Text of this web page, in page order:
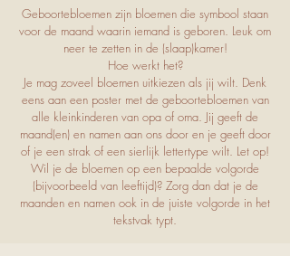
Geboortebloemen zijn bloemen die symbool staan
voor de maand waarin iemand is geboren. Leuk om
neer te zetten in de (slaap)kamer!
Hoe werkt het?
Je mag zoveel bloemen uitkiezen als jij wilt. Denk
eens aan een poster met de geboortebloemen van
alle kleinkinderen van opa of oma. Jij geeft de
maand(en) en namen aan ons door en je geeft door
of je een strak of een sierlijk lettertype wilt. Let op!
Wil je de bloemen op een bepaalde volgorde
(bijvoorbeeld van leeftijd)? Zorg dan dat je de
maanden en namen ook in de juiste volgorde in het
tekstvak typt.